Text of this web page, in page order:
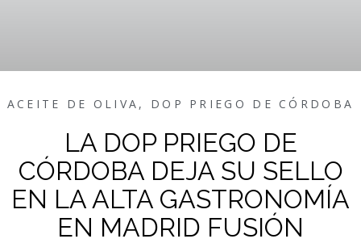
ACEITE DE OLIVA , DOP PRIEGO DE CÓRDOBA
LA DOP PRIEGO DE
CÓRDOBA DEJA SU SELLO
EN LA ALTA GASTRONOMÍA
EN MADRID FUSIÓN